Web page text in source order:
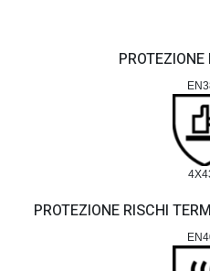
PROTEZIONE RISCHI